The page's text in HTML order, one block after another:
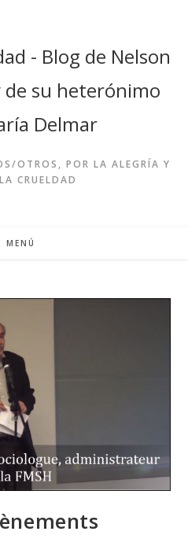
- Blog de Nelson
de su heterónimo
Delmar
OTROS, POR LA ALEGRÍA Y
CRUELDAD
MENÚ